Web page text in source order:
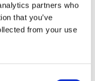
partners who
that you’ve
from your use